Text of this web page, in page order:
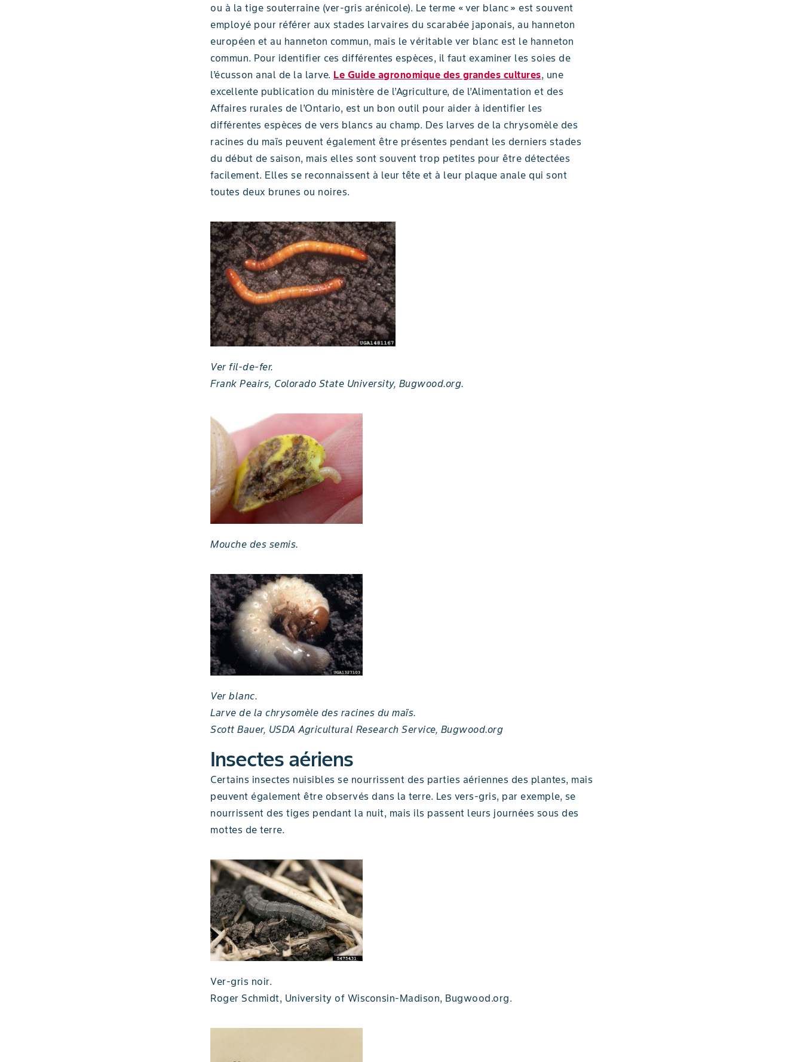
ou à la tige souterraine (ver-gris arénicole). Le terme « ver blanc » est souvent
employé pour référer aux stades larvaires du scarabée japonais, au hanneton
européen et au hanneton commun, mais le véritable ver blanc est le hanneton
commun. Pour identifier ces différentes espèces, il faut examiner les soies de
l’écusson anal de la larve. Le Guide agronomique des grandes cultures, une
excellente publication du ministère de l’Agriculture, de l’Alimentation et des
Affaires rurales de l’Ontario, est un bon outil pour aider à identifier les
différentes espèces de vers blancs au champ. Des larves de la chrysomèle des
racines du maïs peuvent également être présentes pendant les derniers stades
du début de saison, mais elles sont souvent trop petites pour être détectées
facilement. Elles se reconnaissent à leur tête et à leur plaque anale qui sont
toutes deux brunes ou noires.
Ver fil-de-fer.
Frank Peairs, Colorado State University, Bugwood.org.
Mouche des semis.
Ver blanc.
Larve de la chrysomèle des racines du maïs.
Scott Bauer, USDA Agricultural Research Service, Bugwood.org
Insectes aériens
Certains insectes nuisibles se nourrissent des parties aériennes des plantes, mais
peuvent également être observés dans la terre. Les vers-gris, par exemple, se
nourrissent des tiges pendant la nuit, mais ils passent leurs journées sous des
mottes de terre.
Ver-gris noir.
Roger Schmidt, University of Wisconsin-Madison, Bugwood.org.